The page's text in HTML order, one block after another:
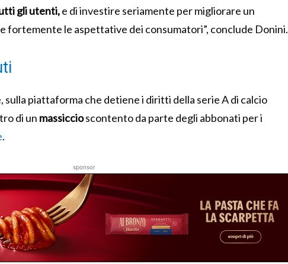
gli utenti,e di investire seriamente per migliorare un
fortemente le aspettative dei consumatori”, conclude Donini.
sulla piattaforma che detiene i diritti della serie A di calcio
di un massiccioscontento da parte degli abbonati per i
.
sponsor